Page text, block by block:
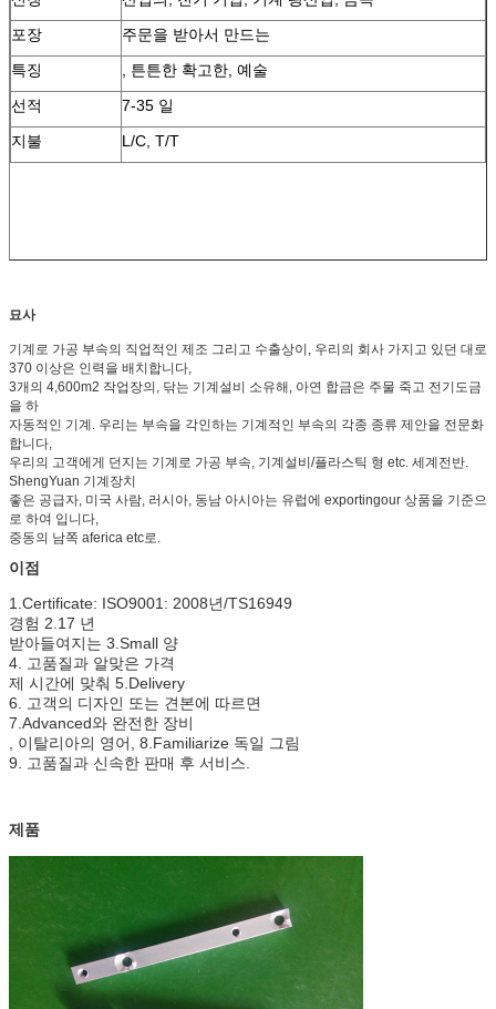
포장
주문을 받아서 만드는
특징
, 튼튼한 확고한, 예술
선적
7-35 일
지불
L/C, T/T
묘사
기계로 가공 부속의 직업적인 제조 그리고 수출상이, 우리의 회사 가지고 있던 대로
370 이상은 인력을 배치합니다,
3개의 4,600m2 작업장의, 닦는 기계설비 소유해, 아연 합금은 주물 죽고 전기도금
을 하
자동적인 기계. 우리는 부속을 각인하는 기계적인 부속의 각종 종류 제안을 전문화
합니다,
우리의 고객에게 던지는 기계로 가공 부속, 기계설비/플라스틱 형 etc. 세계전반.
ShengYuan 기계장치
좋은 공급자, 미국 사람, 러시아, 동남 아시아는 유럽에 exportingour 상품을 기준으
로 하여 입니다,
중동의 남쪽 aferica etc로.
이점
1.Certificate: ISO9001: 2008년/TS16949
경험 2.17 년
받아들여지는 3.Small 양
4. 고품질과 알맞은 가격
제 시간에 맞춰 5.Delivery
6. 고객의 디자인 또는 견본에 따르면
7.Advanced와 완전한 장비
, 이탈리아의 영어, 8.Familiarize 독일 그림
9. 고품질과 신속한 판매 후 서비스.
제품